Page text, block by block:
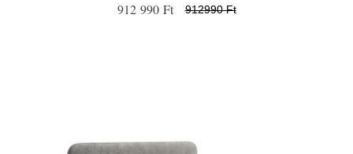
912 990 Ft 912990 Ft